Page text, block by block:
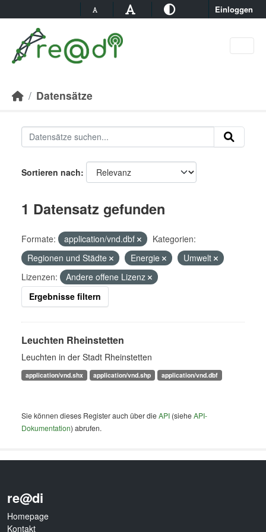
Einloggen
Datensätze
Sortieren nach
1 Datensatz gefunden
Formate: application/vnd.dbf
Kategorien:
Regionen und Städte
Energie
Umwelt
Lizenzen:
Andere offene Lizenz
Ergebnisse filtern
Leuchten Rheinstetten
Leuchten in der Stadt Rheinstetten
application/vnd.shx application/vnd.shp application/vnd.dbf
Sie können dieses Register auch über dieAPI (sieheAPI-
Dokumentation) abrufen.
re@di
Homepage
Kontakt